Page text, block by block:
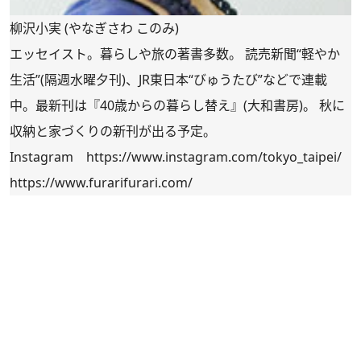
柳沢小実 (やなぎさわ このみ)
エッセイスト。暮らしや旅の著書多数。 読売新聞“軽やか
生活”(隔週水曜夕刊)、JR東日本“びゅうたび”などで連載
中。最新刊は『40歳からの暮らし替え』(大和書房)。 秋に
収納と家づくりの新刊が出る予定。
Instagram https://www.instagram.com/tokyo_taipei/
https://www.furarifurari.com/